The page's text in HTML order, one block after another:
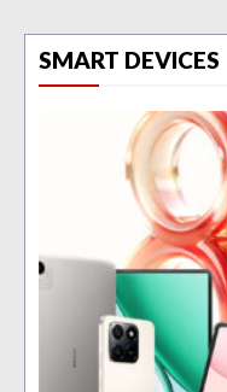
SMART DEVICES